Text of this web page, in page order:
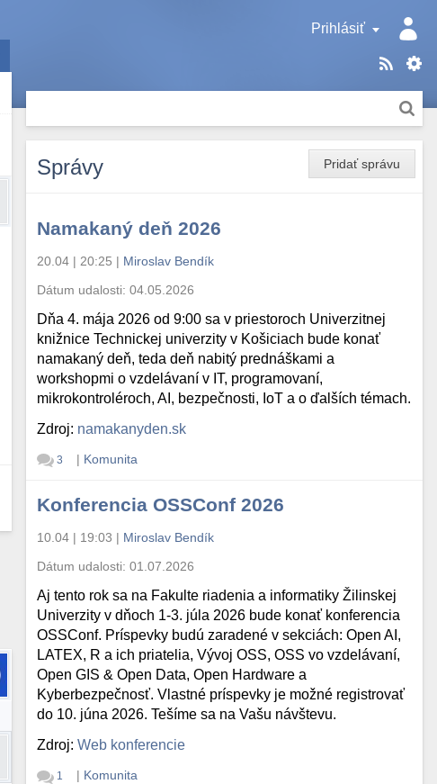
Prihlásiť
Pridať správu
Správy
Namakaný deň 2026
20.04 | 20:25 | Miroslav Bendík
Dátum udalosti:04.05.2026
Dňa 4. mája 2026 od 9:00 sa v priestoroch Univerzitnej
knižnice Technickej univerzity v Košiciach bude konať
namakaný deň, teda deň nabitý prednáškami a
workshopmi o vzdelávaní v IT, programovaní,
mikrokontroléroch, AI, bezpečnosti, IoT a o ďalších témach.
Zdroj: namakanyden.sk
3 | Komunita
Konferencia OSSConf 2026
10.04 | 19:03 | Miroslav Bendík
Dátum udalosti:01.07.2026
Aj tento rok sa na Fakulte riadenia a informatiky Žilinskej
Univerzity v dňoch 1-3. júla 2026 bude konať konferencia
OSSConf. Príspevky budú zaradené v sekciách: Open AI,
LATEX, R a ich priatelia, Vývoj OSS, OSS vo vzdelávaní,
Open GIS & Open Data, Open Hardware a
Kyberbezpečnosť. Vlastné príspevky je možné registrovať
do 10. júna 2026. Tešíme sa na Vašu návštevu.
Zdroj:Web konferencie
1 | Komunita